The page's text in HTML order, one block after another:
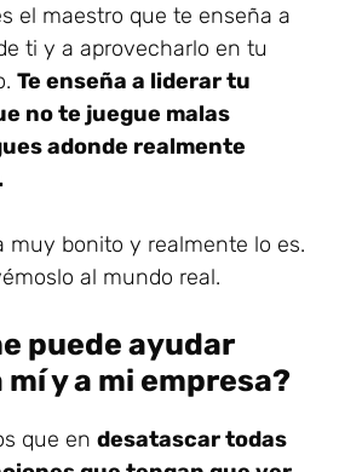
el maestro que te enseña a
ti y a aprovecharlo en tu
Te enseña a liderar tu
no te juegue malas
adonde realmente
muy bonito y realmente lo es.
al mundo real.
puede ayudar
y a mi empresa?
que en desatascar todas